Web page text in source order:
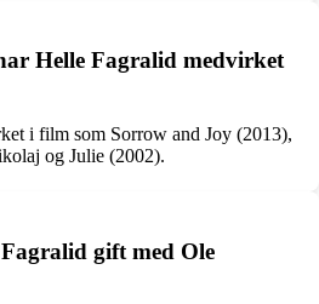
Helle Fagralid medvirket
i film som Sorrow and Joy (2013),
og Julie (2002).
gift med Ole